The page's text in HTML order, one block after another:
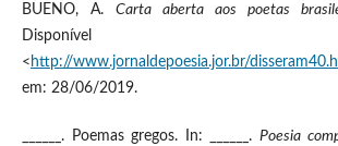
BUENO, A. Carta aberta aos poetas
< http://www.jornaldepoesia.jor.br/
em: 28/06/2019.
______. Poemas gregos. In: ______. Poesia